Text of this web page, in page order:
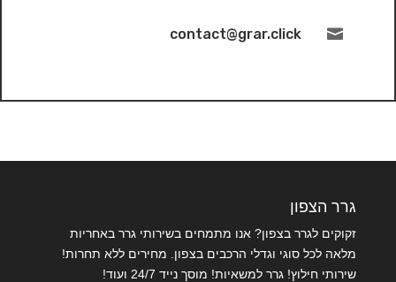

contact@grar.click
גרר הצפון
זקוקים לגרר בצפון? אנו מתמחים בשירותי גרר באחריות
מלאה לכל סוגי וגדלי הרכבים בצפון. מחירים ללא תחרות!
שירותי חילוץ! גרר למשאיות! מוסך נייד 24/7 ועוד!